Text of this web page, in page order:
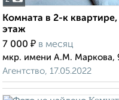
Комната в 2-к
этаж
7 000 ₽ в месяц
мкр. имени А.М. Маркова,
Агентство, 17.05.2022